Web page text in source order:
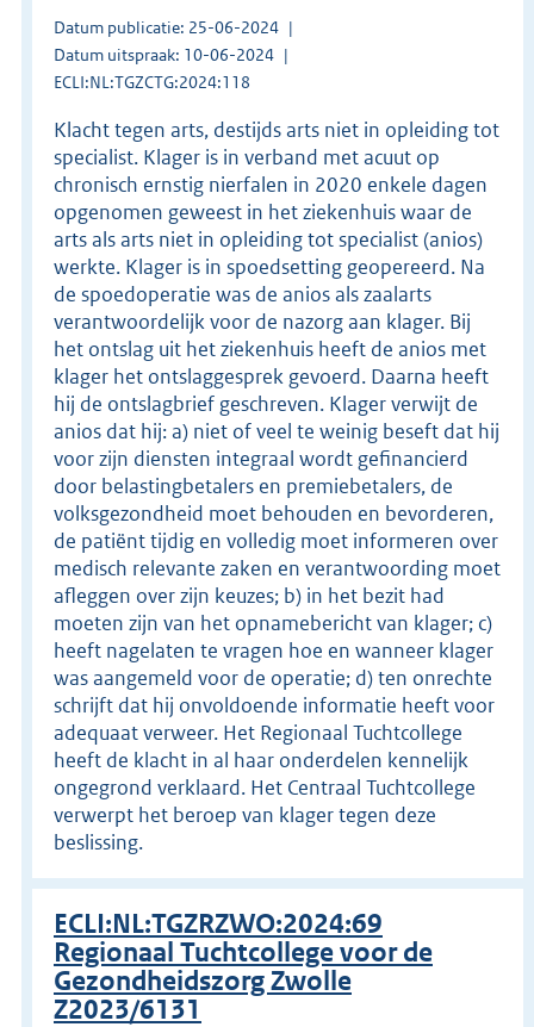
Datum publicatie: 25-06-2024
Datum uitspraak: 10-06-2024
ECLI:NL:TGZCTG:2024:118
Klacht tegen arts, destijds arts niet in opleiding tot
specialist. Klager is in verband met acuut op
chronisch ernstig nierfalen in 2020 enkele dagen
opgenomen geweest in het ziekenhuis waar de
arts als arts niet in opleiding tot specialist (anios)
werkte. Klager is in spoedsetting geopereerd. Na
de spoedoperatie was de anios als zaalarts
verantwoordelijk voor de nazorg aan klager. Bij
het ontslag uit het ziekenhuis heeft de anios met
klager het ontslaggesprek gevoerd. Daarna heeft
hij de ontslagbrief geschreven. Klager verwijt de
anios dat hij: a) niet of veel te weinig beseft dat hij
voor zijn diensten integraal wordt gefinancierd
door belastingbetalers en premiebetalers, de
volksgezondheid moet behouden en bevorderen,
de patiënt tijdig en volledig moet informeren over
medisch relevante zaken en verantwoording moet
afleggen over zijn keuzes; b) in het bezit had
moeten zijn van het opnamebericht van klager; c)
heeft nagelaten te vragen hoe en wanneer klager
was aangemeld voor de operatie; d) ten onrechte
schrijft dat hij onvoldoende informatie heeft voor
adequaat verweer. Het Regionaal Tuchtcollege
heeft de klacht in al haar onderdelen kennelijk
ongegrond verklaard. Het Centraal Tuchtcollege
verwerpt het beroep van klager tegen deze
beslissing.
ECLI:NL:TGZRZWO:2024:69
Regionaal Tuchtcollege voor de
Gezondheidszorg Zwolle
Z2023/6131